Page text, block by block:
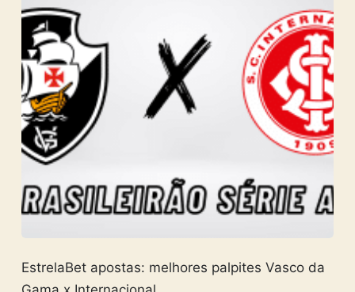
EstrelaBet apostas: melhores palpites Vasco da